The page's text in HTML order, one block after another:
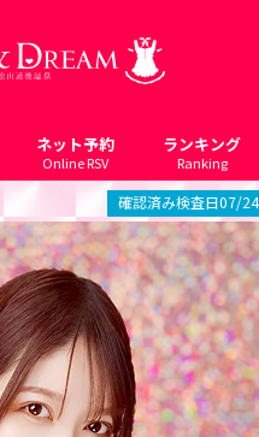
ネット予約
Online RSV
ランキング
Ranking
確認済み検査日07/24